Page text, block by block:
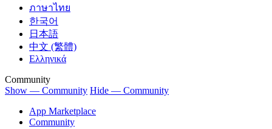
ภาษาไทย
한국어
日本語
中文 (繁體)
Ελληνικά
Community
Show — Community Hide — Community
App Marketplace
Community